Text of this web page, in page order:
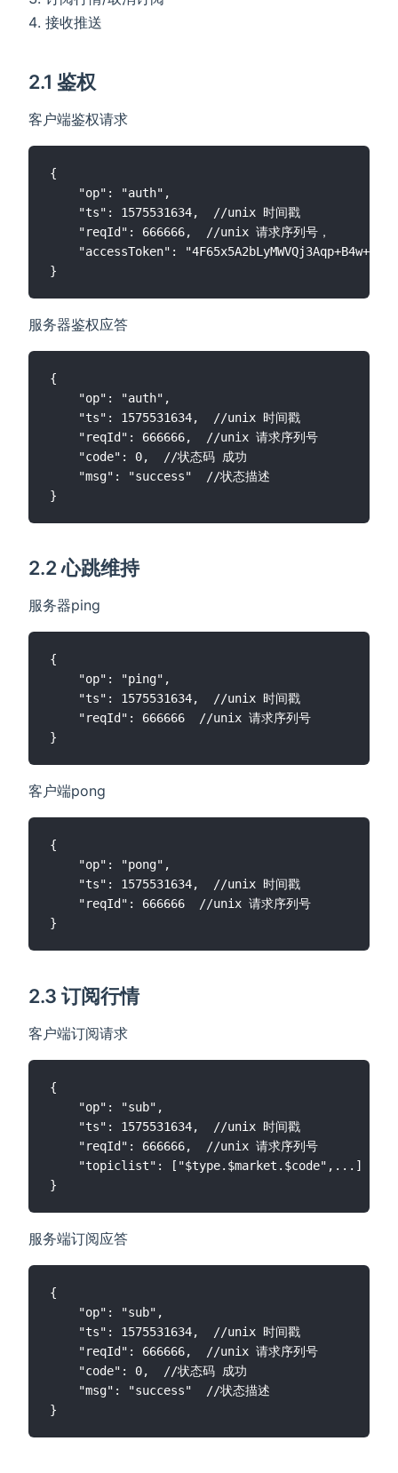
接收推送
2.1 鉴权
客户端鉴权请求
{
    "op": "auth",
    "ts": 1575531634,  //unix 时间戳
    "reqId": 666666,  //unix 请求序列号，
"accessToken":
服务器鉴权应答
{
    "op": "auth",
    "ts": 1575531634,  //unix 时间戳
    "reqId": 666666,  //unix 请求序列号
    "code": 0,  //状态码 成功
    "msg": "success"  //状态描述
2.2 心跳维持
服务器ping
{
    "op": "ping",
    "ts": 1575531634,  //unix 时间戳
    "reqId": 666666  //unix 请求序列号
客户端pong
{
    "op": "pong",
    "ts": 1575531634,  //unix 时间戳
    "reqId": 666666  //unix 请求序列号
2.3 订阅行情
客户端订阅请求
{
    "op": "sub",
    "ts": 1575531634,  //unix 时间戳
    "reqId": 666666,  //unix 请求序列号
"topiclist": ["$type.$market.$code",...] //
服务端订阅应答
{
    "op": "sub",
    "ts": 1575531634,  //unix 时间戳
    "reqId": 666666,  //unix 请求序列号
    "code": 0,  //状态码 成功
    "msg": "success"  //状态描述